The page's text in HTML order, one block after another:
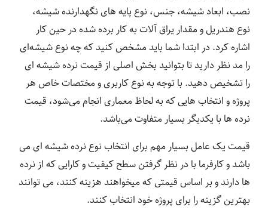
نصب، ابعاد شیشه، جنس، نوع پایه های نگهدارنده شیشه،
نوع هندریل و مقدار یراق آلات به کار برده شده در حین کار
اشاره کرد. در ابتدا شما باید مشخص کنید که چه نوع شیشه‌ای
را مد نظر دارید تا بتوانید بخش اصلی از قیمت نرده شیشه ای
را تشخیص دهید. با توجه به نوع کاربری و مختصات خاص هر
پروژه و انتخاب هایی که به لحاظ معماری انجام می‌شود، قیمت
نرده ها با یکدیگر بسیار متفاوت می‌باشد.
قیمت یک عامل بسیار مهم برای انتخاب نوع نرده شیشه ای می
باشد و کارفرما با در نظر گرفتن سطح کیفیت و کارایی که از نرده
ها دارند و بر اساس قیمتی که میخواهند هزینه کنند، می توانند
بهترین گزینه را برای پروژه خود انتخاب کنند.